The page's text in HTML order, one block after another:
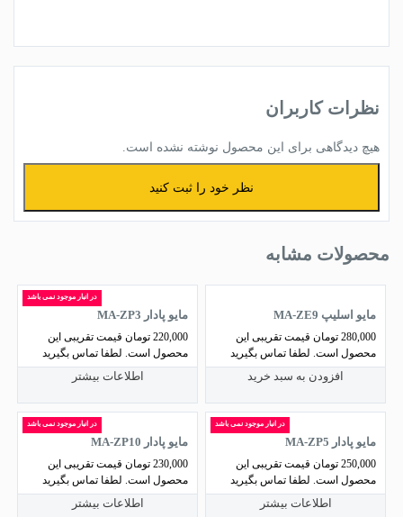
نظرات کاربران
هیچ دیدگاهی برای این محصول نوشته نشده است.
نظر خود را ثبت کنید
محصولات مشابه
مایو اسلیپ MA-ZE9
280,000 تومان قیمت تقریبی این
محصول است. لطفا تماس بگیرید
افزودن به سبد خرید
در انبار موجود نمی باشد
مایو پادار MA-ZP3
220,000 تومان قیمت تقریبی این
محصول است. لطفا تماس بگیرید
اطلاعات بیشتر
در انبار موجود نمی باشد
مایو پادار MA-ZP5
250,000 تومان قیمت تقریبی این
محصول است. لطفا تماس بگیرید
اطلاعات بیشتر
در انبار موجود نمی باشد
مایو پادار MA-ZP10
230,000 تومان قیمت تقریبی این
محصول است. لطفا تماس بگیرید
اطلاعات بیشتر